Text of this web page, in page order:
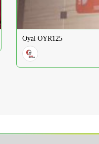
Oyal OYR125